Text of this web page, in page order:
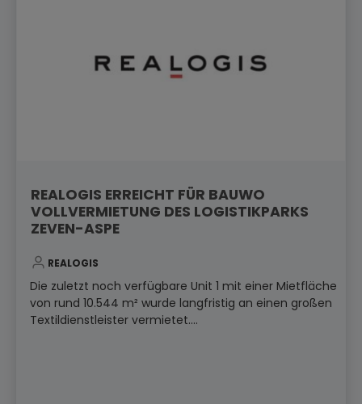
REALOGIS ERREICHT FÜR BAUWO
VOLLVERMIETUNG DES LOGISTIKPARKS
ZEVEN-ASPE
REALOGIS
Die zuletzt noch verfügbare Unit 1 mit einer Mietfläche
von rund 10.544 m² wurde langfristig an einen großen
Textildienstleister vermietet....